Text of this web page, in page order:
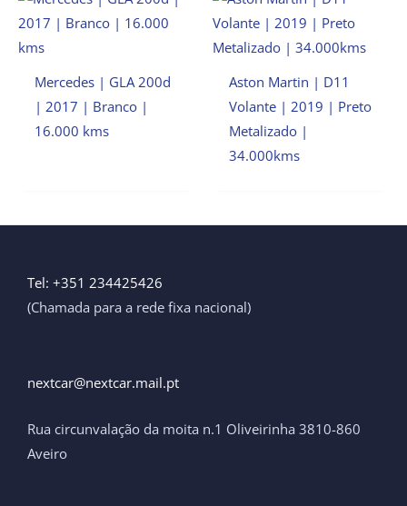
Mercedes | GLA 200d
| 2017 | Branco |
16.000 kms
Aston Martin | D11
Volante | 2019 | Preto
Metalizado |
34.000kms
Tel: +351 234425426
(Chamada para a rede fixa nacional)
nextcar@nextcar.mail.pt ​
Rua circunvalação da moita n.1 Oliveirinha 3810-860
Aveiro